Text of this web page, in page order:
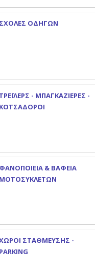
ΣΧΟΛΕΣ ΟΔΗΓΩΝ
ΤΡΕΪΛΕΡΣ - ΜΠΑΓΚΑΖΙΕΡΕΣ -
ΚΟΤΣΑΔΟΡΟΙ
ΦΑΝΟΠΟΙΕΙΑ & ΒΑΦΕΙΑ
ΜΟΤΟΣΥΚΛΕΤΩΝ
ΣΤΑΘΜΕΥΣΗΣ -
PARKING